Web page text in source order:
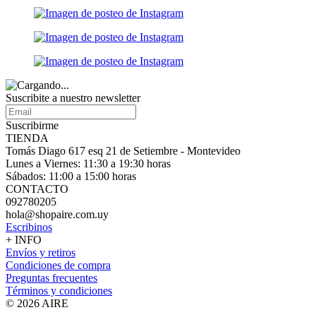
Suscribite a nuestro newsletter
Suscribirme
TIENDA
Tomás Diago 617 esq 21 de Setiembre - Montevideo
Lunes a Viernes: 11:30 a 19:30 horas
Sábados: 11:00 a 15:00 horas
CONTACTO
092780205
hola@shopaire.com.uy
Escribinos
+ INFO
Envíos y retiros
Condiciones de compra
Preguntas frecuentes
Términos y condiciones
© 2026 AIRE